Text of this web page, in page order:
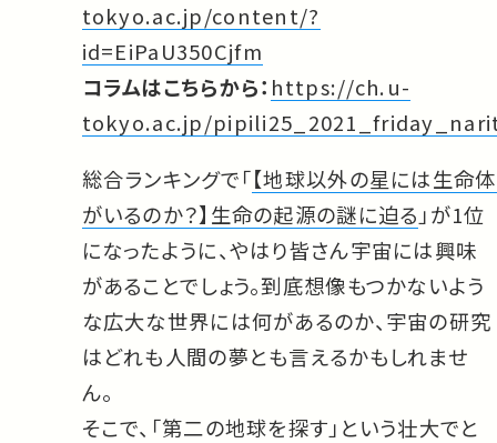
tokyo.ac.jp/content/?
id=EiPaU350Cjfm
コラムはこちらから： https://ch.u-
tokyo.ac.jp/
総合ランキングで「【地球以外の星には生命体
がいるのか？】生命の起源の謎に迫る 」が1位
になったように、やはり皆さん宇宙には興味
があることでしょう。到底想像もつかないよう
な広大な世界には何があるのか、宇宙の研究
はどれも人間の夢とも言えるかもしれませ
ん。
そこで、「第二の地球を探す」という壮大でと